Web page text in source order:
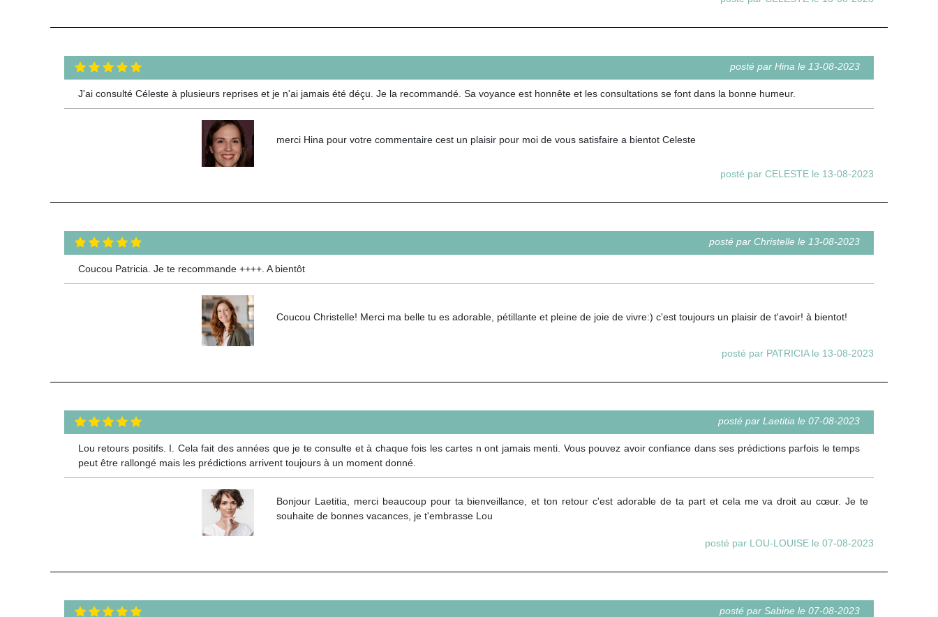
posté par Hina le 13-08-2023
J'ai consulté Céleste à plusieurs reprises et je n'ai jamais été déçu. Je la recommandé. Sa voyance est honnête et les consultations se font dans la bonne humeur.
merci Hina pour votre commentaire cest un plaisir pour moi de vous satisfaire a bientot Celeste
posté par CELESTE le 13-08-2023
posté par Christelle le 13-08-2023
Coucou Patricia. Je te recommande ++++. A bientôt
Coucou Christelle! Merci ma belle tu es adorable, pétillante et pleine de joie de vivre:) c'est toujours un plaisir de t'avoir! à bientot!
posté par PATRICIA le 13-08-2023
posté par Laetitia le 07-08-2023
Lou retours positifs. I. Cela fait des années que je te consulte et à chaque fois les cartes n ont jamais menti. Vous pouvez avoir confiance dans ses prédictions parfois le temps
peut être rallongé mais les prédictions arrivent toujours à un moment donné.
Bonjour Laetitia, merci beaucoup pour ta bienveillance, et ton retour c'est adorable de ta part et cela me va droit au cœur. Je te
souhaite de bonnes vacances, je t'embrasse Lou
posté par LOU-LOUISE le 07-08-2023
posté par Sabine le 07-08-2023